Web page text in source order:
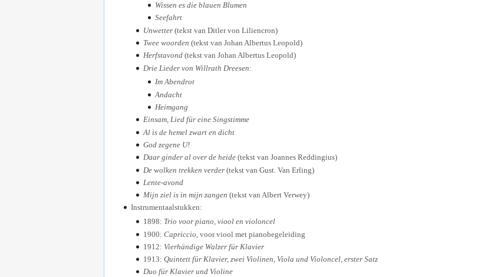
Wissen es die blauen Blumen
Seefahrt
Unwetter(tekst van Ditler von Liliencron)
Twee woorden (tekst van Johan Albertus Leopold)
Herfstavond(tekst van Johan Albertus Leopold)
Drie Lieder von Willrath Dreesen:
Im Abendrot
Andacht
Heimgang
Einsam, Lied für eine Singstimme
Al is de hemel zwart en dicht
God zegene U!
Daar ginder al over de heide(tekst van Joannes Reddingius)
De wolken trekken verder(tekst van Gust. Van Erling)
Lente-avond
Mijn ziel is in mijn zangen (tekst van Albert Verwey)
Instrumentaalstukken:
1898: Trio voor piano, viool en violoncel
1900: Capriccio , voor viool met pianobegeleiding
1912: Vierhändige Walzer für Klavier
1913: Quintett für Klavier, zwei Violinen, Viola und Violoncel, erster Satz
Duo für Klavier und Violine